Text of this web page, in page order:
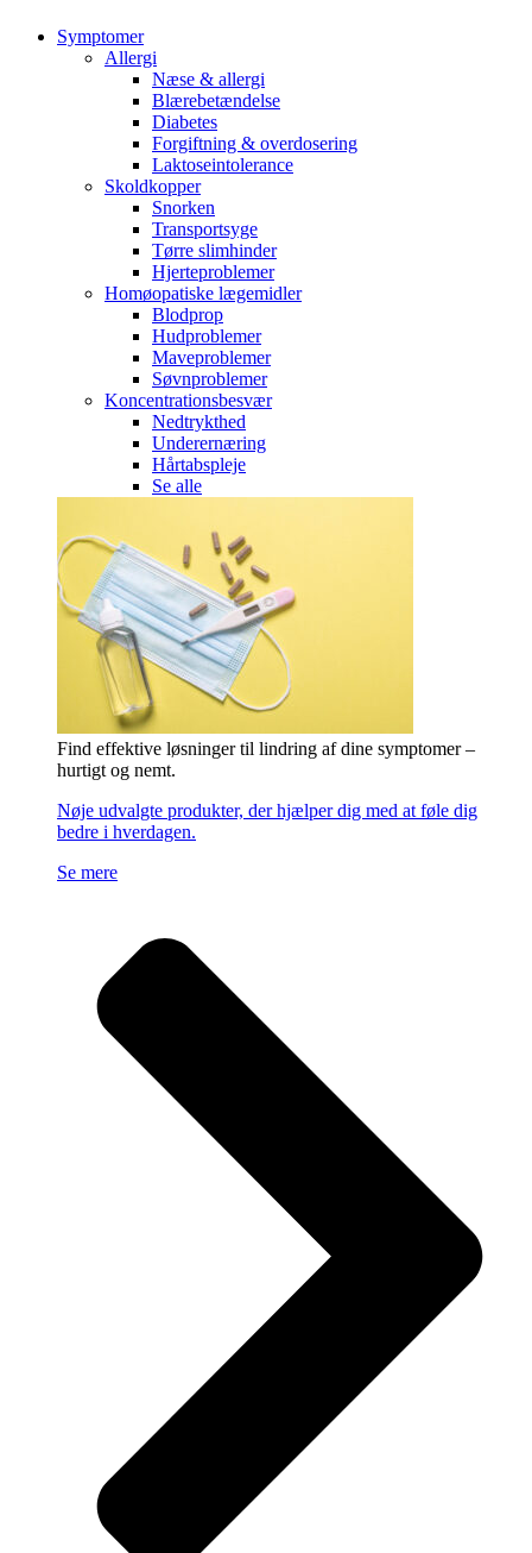
Symptomer
Allergi
Næse & allergi
Blærebetændelse
Diabetes
Forgiftning & overdosering
Laktoseintolerance
Skoldkopper
Snorken
Transportsyge
Tørre slimhinder
Hjerteproblemer
Homøopatiske lægemidler
Blodprop
Hudproblemer
Maveproblemer
Søvnproblemer
Koncentrationsbesvær
Nedtrykthed
Underernæring
Hårtabspleje
Se alle
Find effektive løsninger til lindring af dine symptomer –
hurtigt og nemt.
Nøje udvalgte produkter, der hjælper dig med at føle dig
bedre i hverdagen.
Se mere